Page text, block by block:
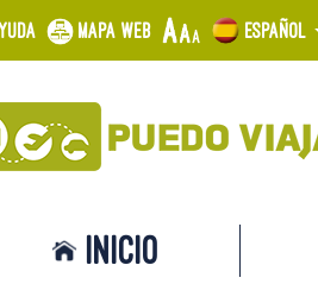
Mapa web Español
Inicio